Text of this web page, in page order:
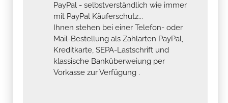
PayPal - selbstverständlich wie immer
mit PayPal Käuferschutz...
Ihnen stehen bei einer Telefon- oder
Mail-Bestellung als Zahlarten PayPal,
Kreditkarte, SEPA-Lastschrift und
klassische Banküberweiung per
Vorkasse zur Verfügung .